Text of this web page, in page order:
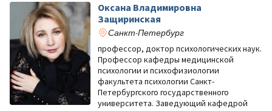
Оксана Владимировна
Защиринская
Санкт-Петербург
профессор, доктор психологических наук.
Профессор кафедры медицинской
психологии и психофизиологии
факультета психологии Санкт-
Петербургского государственного
университета. Заведующий кафедрой